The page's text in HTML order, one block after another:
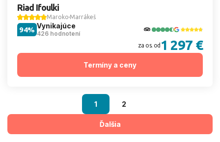
Riad Ifoulki
Maroko Marrákeš
Vynikajúce
426 hodnotení
94%
za os. od 1 297 €
Termíny a ceny
1 2
Ďalšia